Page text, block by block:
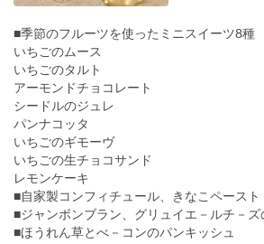
■季節のフルーツを使ったミニスイーツ8種
いちごのムース
いちごのタルト
アーモンドチョコレート
シードルのジュレ
パンナコッタ
いちごのギモーヴ
いちごの生チョコサンド
レモンケーキ
■自家製コンフィチュール、きなこペースト
■ジャンボンブラン、グリュイエ－ルチ－
■ほうれん草とべ－コンのパンキッシュ